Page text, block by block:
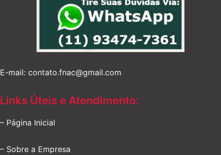
E-mail: contato.fnac@gmail.com
Links Úteis e Atendimento:
– Página Inicial
– Sobre a Empresa